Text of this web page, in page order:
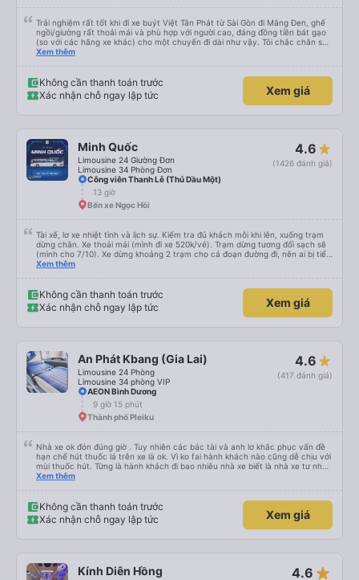
Trải nghiệm rất tốt khi đi xe buýt Việt Tân Phát từ Sài Gòn đi Măng Đen, ghế
ngồi/giường rất thoải mái và phù hợp với người cao, đáng đồng tiền bát gạo
(so với các hãng xe khác) cho một chuyến đi dài như vậy. Tôi chắc chắn sẽ
sử dụng lại sau.
Xem thêm
Không cần thanh toán trước
Xác nhận chỗ ngay lập tức
Xem giá
Minh Quốc
Limousine 24 Giường Đơn
Limousine 34 Phòng Đơn
4.6
(1426 đánh giá)
Công viên Thanh Lễ (Thủ Dầu Một)
13 giờ
Bến xe Ngọc Hồi
Tài xế, lơ xe nhiệt tình và lịch sự. Kiểm tra đủ khách mỗi khi lên, xuống trạm
dừng chân. Xe thoải mái (mình đi xe 520k/vé). Trạm dừng tương đối sạch sẽ
(mình cho 7/10). Xe dừng khoảng 2 trạm cho cả đoạn đường đi, nên ai bị tiểu
nhiều thì trước khi khởi hành ráng đừng uống nhiều nước nha. Giờ khởi hành
Xem thêm
Không cần thanh toán trước
Xác nhận chỗ ngay lập tức
Xem giá
An Phát Kbang (Gia Lai)
Limousine 24 Phòng
Limousine 34 phòng VIP
4.6
(417 đánh giá)
AEON Bình Dương
9 giờ 15 phút
Thành phố Pleiku
Nhà xe ok đón đúng giờ . Tuy nhiên các bác tài và anh lơ khắc phục vấn đề
hạn chế hút thuốc lá trên xe là ok. Vì ko fai hành khách nào cũng dễ chịu với
mùi thuốc hút. Từng là hành khách đi bao nhiêu nhà xe biết là nhà xe tư nhân
, nhưng hãy theo cách vận hành của Phương Trang Busline, từ tổng đài cho
Xem thêm
Không cần thanh toán trước
Xác nhận chỗ ngay lập tức
Xem giá
Kính Diên Hồng 4.6 star_rate